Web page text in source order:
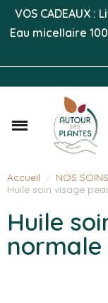
VOS CADEAUX
Eau micellaire
Accueil
NOS
Huile soin visage
Huile